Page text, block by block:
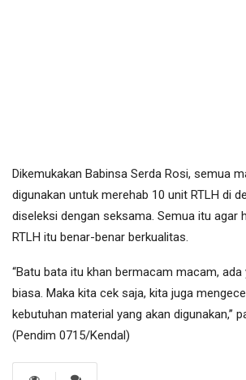
Dikemukakan Babinsa Serda Rosi, semua
digunakan untuk merehab 10 unit RTLH di
diseleksi dengan seksama. Semua itu agar
RTLH itu benar-benar berkualitas.
“Batu bata itu khan bermacam macam, ada
biasa. Maka kita cek saja, kita juga
kebutuhan material yang akan digunakan,’’
(Pendim 0715/Kendal)